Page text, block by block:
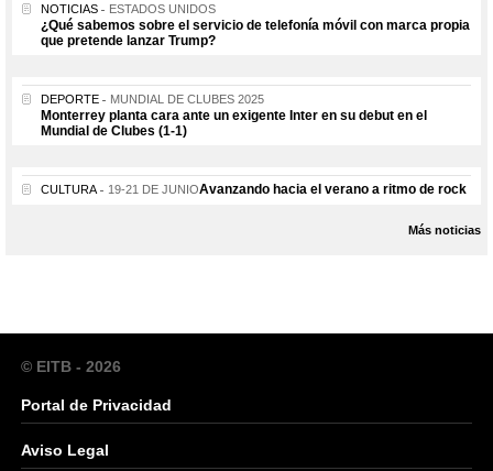
NOTICIAS ESTADOS UNIDOS
¿Qué sabemos sobre el servicio de telefonía móvil con marca propia
que pretende lanzar Trump?
DEPORTE MUNDIAL DE CLUBES 2025
Monterrey planta cara ante un exigente Inter en su debut en el
Mundial de Clubes (1-1)
CULTURA 19-21 DE JUNIOAvanzando hacia el verano a ritmo de rock
Más noticias
© EITB - 2026
Portal de Privacidad
Aviso Legal